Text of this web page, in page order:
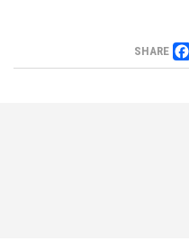
SHARE